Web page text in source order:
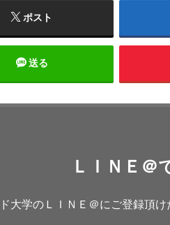
ポスト
送る
ＬＩＮＥ＠
ド大学のＬＩＮＥ＠にご登録頂